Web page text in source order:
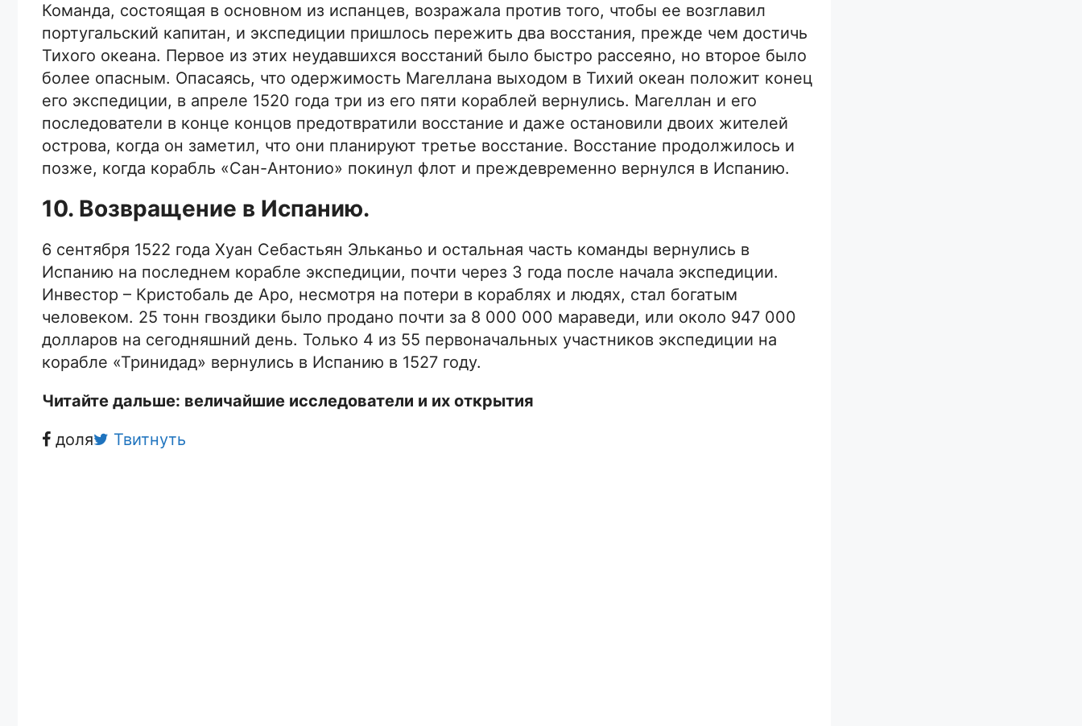
Команда, состоящая в основном из испанцев, возражала против того, чтобы ее возглавил
португальский капитан, и экспедиции пришлось пережить два восстания, прежде чем достичь
Тихого океана. Первое из этих неудавшихся восстаний было быстро рассеяно, но второе было
более опасным. Опасаясь, что одержимость Магеллана выходом в Тихий океан положит конец
его экспедиции, в апреле 1520 года три из его пяти кораблей вернулись. Магеллан и его
последователи в конце концов предотвратили восстание и даже остановили двоих жителей
острова, когда он заметил, что они планируют третье восстание. Восстание продолжилось и
позже, когда корабль «Сан-Антонио» покинул флот и преждевременно вернулся в Испанию.
10. Возвращение в Испанию.
6 сентября 1522 года Хуан Себастьян Эльканьо и остальная часть команды вернулись в
Испанию на последнем корабле экспедиции, почти через 3 года после начала экспедиции.
Инвестор – Кристобаль де Аро, несмотря на потери в кораблях и людях, стал богатым
человеком. 25 тонн гвоздики было продано почти за 8 000 000 мараведи, или около 947 000
долларов на сегодняшний день. Только 4 из 55 первоначальных участников экспедиции на
корабле «Тринидад» вернулись в Испанию в 1527 году.
Читайте дальше: величайшие исследователи и их открытия
доля
Твитнуть